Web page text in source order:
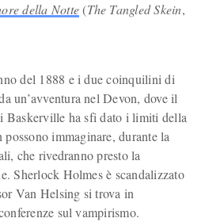
della Notte(The Tangled Skein,
del 1888 e i due coinquilini di
un’avventura nel Devon, dove il
Baskerville ha sfi dato i limiti della
immaginare, durante la
che rivedranno presto la
Sherlock Holmes è scandalizzato
Van Helsing si trova in
sul vampirismo.